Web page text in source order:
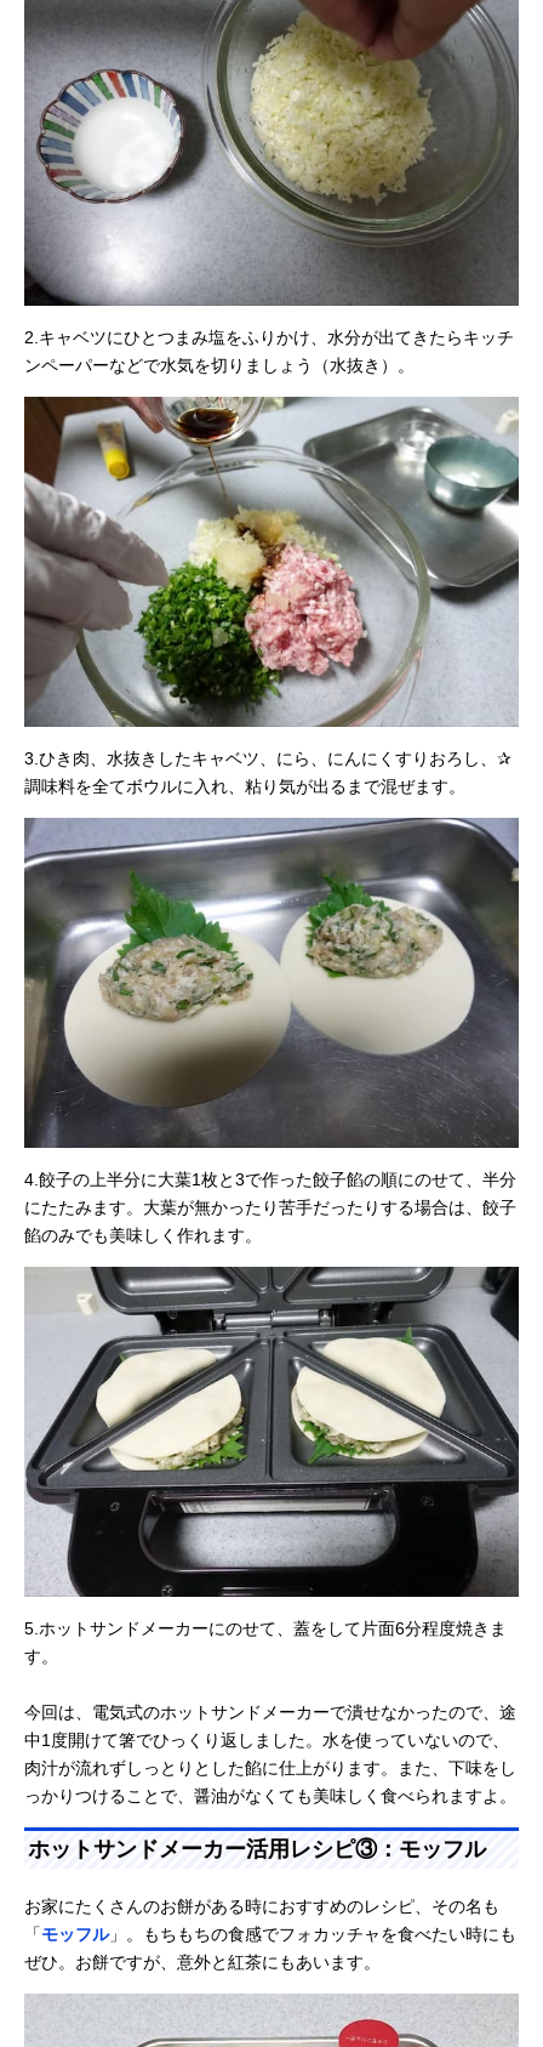
2.キャベツにひとつまみ塩をふりかけ、水分が出てきたらキッチ
ンペーパーなどで水気を切りましょう（水抜き）。
3.ひき肉、水抜きしたキャベツ、にら、にんにくすりおろし、✰
調味料を全てボウルに入れ、粘り気が出るまで混ぜます。
4.餃子の上半分に大葉1枚と3で作った餃子餡の順にのせて、半分
にたたみます。大葉が無かったり苦手だったりする場合は、餃子
餡のみでも美味しく作れます。
5.ホットサンドメーカーにのせて、蓋をして片面6分程度焼きま
す。
今回は、電気式のホットサンドメーカーで潰せなかったので、途
中1度開けて箸でひっくり返しました。水を使っていないので、
肉汁が流れずしっとりとした餡に仕上がります。また、下味をし
っかりつけることで、醤油がなくても美味しく食べられますよ。
ホットサンドメーカー活用レシピ③：モッフル
お家にたくさんのお餅がある時におすすめのレシピ、その名も
「モッフル」。もちもちの食感でフォカッチャを食べたい時にも
ぜひ。お餅ですが、意外と紅茶にもあいます。